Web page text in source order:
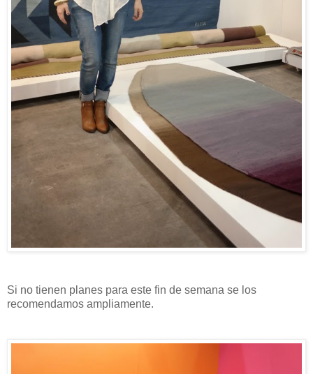
Si no tienen planes para este fin de semana se los
recomendamos ampliamente.